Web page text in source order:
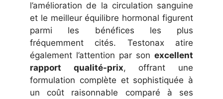
l’amélioration de la circulation sanguine
et le meilleur équilibre hormonal figurent
parmi les bénéfices les plus
fréquemment cités. Testonax atire
également l’attention par son excellent
rapport qualité-prix, offrant une
formulation complète et sophistiquée à
un coût raisonnable comparé à ses